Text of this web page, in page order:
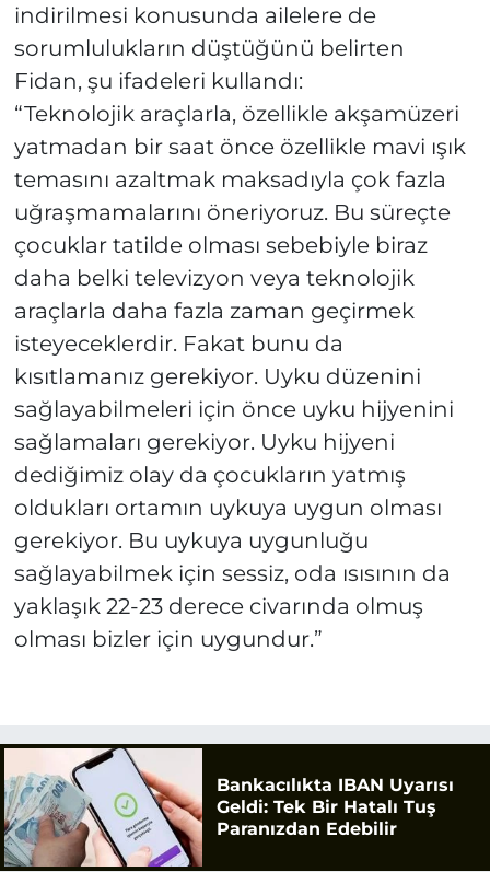
indirilmesi konusunda ailelere de
sorumlulukların düştüğünü belirten
Fidan, şu ifadeleri kullandı:
“Teknolojik araçlarla, özellikle akşamüzeri
yatmadan bir saat önce özellikle mavi ışık
temasını azaltmak maksadıyla çok fazla
uğraşmamalarını öneriyoruz. Bu süreçte
çocuklar tatilde olması sebebiyle biraz
daha belki televizyon veya teknolojik
araçlarla daha fazla zaman geçirmek
isteyeceklerdir. Fakat bunu da
kısıtlamanız gerekiyor. Uyku düzenini
sağlayabilmeleri için önce uyku hijyenini
sağlamaları gerekiyor. Uyku hijyeni
dediğimiz olay da çocukların yatmış
oldukları ortamın uykuya uygun olması
gerekiyor. Bu uykuya uygunluğu
sağlayabilmek için sessiz, oda ısısının da
yaklaşık 22-23 derece civarında olmuş
olması bizler için uygundur.”
Bankacılıkta IBAN Uyarısı
Geldi: Tek Bir Hatalı Tuş
Paranızdan Edebilir